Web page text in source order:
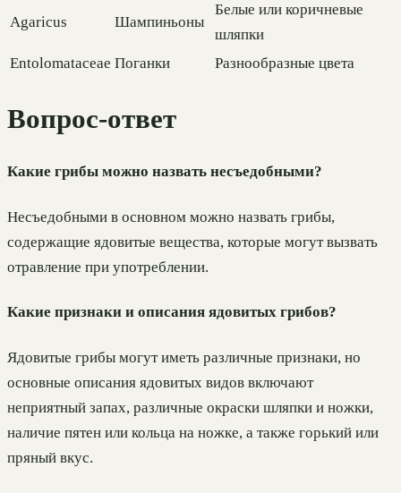
Agaricus Шампиньоны
Белые или коричневые
шляпки
Entolomataceae Поганки Разнообразные цвета
Вопрос-ответ
Какие грибы можно назвать несъедобными?
Несъедобными в основном можно назвать грибы,
содержащие ядовитые вещества, которые могут вызвать
отравление при употреблении.
Какие признаки и описания ядовитых грибов?
Ядовитые грибы могут иметь различные признаки, но
основные описания ядовитых видов включают
неприятный запах, различные окраски шляпки и ножки,
наличие пятен или кольца на ножке, а также горький или
пряный вкус.